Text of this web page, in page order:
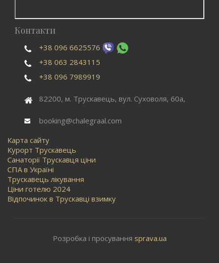
Контакти
+38 096 6625576
+38 063 2843115
+38 096 7989919
82200, м. Трускавець, вул. Суховоля, 60а,
booking@chalegraal.com
Карта сайту
Курорт Трускавець
Санаторії Трускавця ціни
СПА в Україні
Трускавець лікування
Ціни готелю 2024
Відпочинок в Трускавці взимку
Розробка і просування sprava.ua